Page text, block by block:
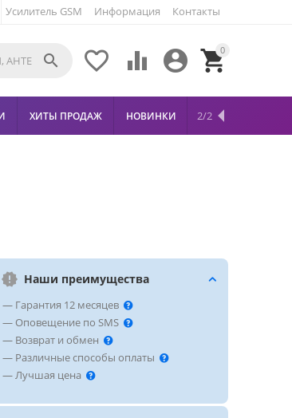
Усилитель GSM Информация Контакты
0


 

ХИТЫ ПРОДАЖ НОВИНКИ 2/2
Наши преимущества
— Гарантия 12 месяцев
— Оповещение по SMS
— Возврат и обмен
— Различные способы оплаты
— Лучшая цена